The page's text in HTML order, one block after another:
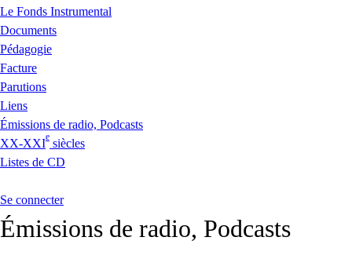
Le Fonds Instrumental
Documents
Pédagogie
Facture
Parutions
Liens
Émissions de radio, Podcasts
XX-XXI
e
siècles
Listes de CD
Se connecter
Émissions de radio, Podcasts